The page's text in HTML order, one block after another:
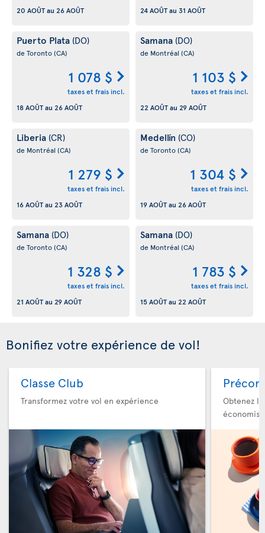
20 AOÛTau 26 AOÛT
24 AOÛTau 31 AOÛT
Puerto Plata (DO)
de Toronto(CA)
1 078 $
taxes et frais incl.
18 AOÛTau 26 AOÛT
Samana (DO)
de Montréal (CA)
1 103 $
taxes et frais incl.
22 AOÛTau 29 AOÛT
Liberia (CR)
de Montréal (CA)
1 279 $
taxes et frais incl.
16 AOÛTau 23 AOÛT
Medellín (CO)
de Toronto(CA)
1 304 $
taxes et frais incl.
19 AOÛTau 26 AOÛT
Samana (DO)
de Toronto(CA)
1 328 $
taxes et frais incl.
21 AOÛTau 29 AOÛT
Samana (DO)
de Montréal (CA)
1 783 $
taxes et frais incl.
15 AOÛTau 22 AOÛT
Bonifiez votre expérience de vol!
Classe Club
Transformez votre vol en expérience
Obtenez